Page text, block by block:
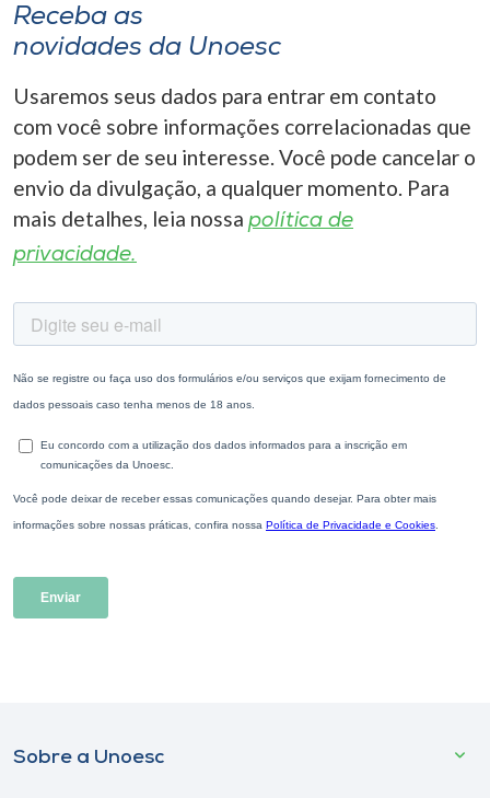
Receba as
novidades da Unoesc
Usaremos seus dados para entrar em contato
com você sobre informações correlacionadas que
podem ser de seu interesse. Você pode cancelar o
envio da divulgação, a qualquer momento. Para
mais detalhes, leia nossa política de
privacidade.
Sobre a Unoesc